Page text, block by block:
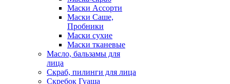
Маски Ассорти
Маски Саше,
Пробники
Маски сухие
Маски тканевые
Масло, бальзамы для
лица
Скраб, пилинги для лица
Скребок Гуаша